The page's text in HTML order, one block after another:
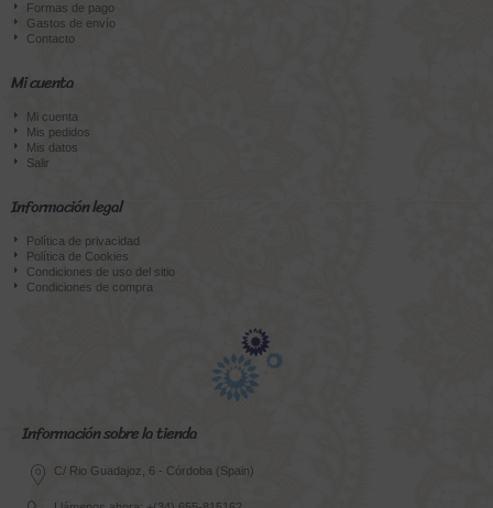
Formas de pago
Gastos de envío
Contacto
Mi cuenta
Mi cuenta
Mis pedidos
Mis datos
Salir
Información legal
Política de privacidad
Política de Cookies
Condiciones de uso del sitio
Condiciones de compra
Información sobre la tienda
C/ Rio Guadajoz, 6 - Córdoba (Spain)